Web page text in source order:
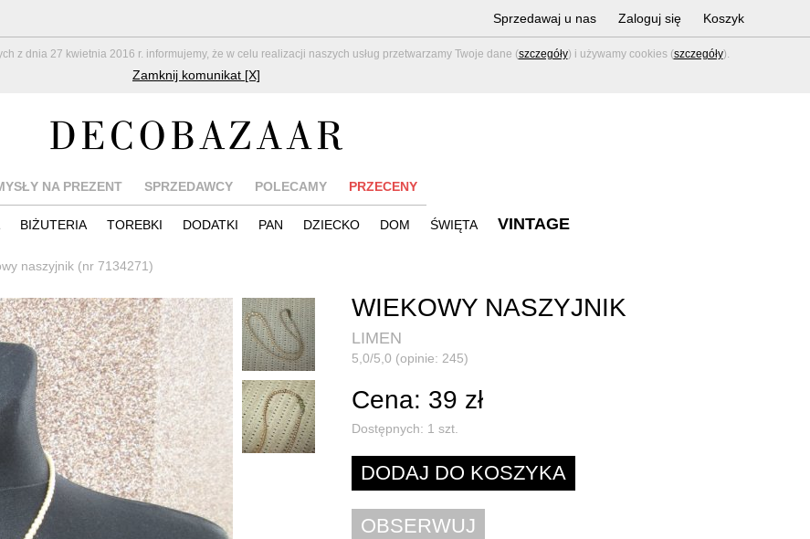
z dnia 27 kwietnia 2016 r. informujemy, że w celu realizacji naszych usług przetwarzamy Twoje dane (szczegóły) i używamy cookies (szczegóły).
Zamknij komunikat [X]
Sprzedawaj u nas Zaloguj się Koszyk
NA PREZENT SPRZEDAWCY POLECAMY PRZECENY
BIŻUTERIA TOREBKI DODATKI PAN DZIECKO DOM ŚWIĘTA VINTAGE
naszyjnik (nr 7134271)
WIEKOWY NASZYJNIK
LIMEN
5,0/5,0 (opinie: 245)
Cena: 39 zł
Dostępnych: 1 szt.